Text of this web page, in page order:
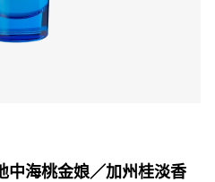
海桃金娘／加州桂淡香